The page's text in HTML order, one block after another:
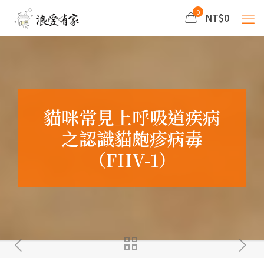
0 NT$0
貓咪常見上呼吸道疾病
之認識貓皰疹病毒
（FHV-1）